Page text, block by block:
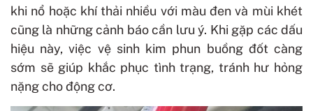
khi nổ hoặc khí thải nhiều với màu đen và mùi khét
cũng là những cảnh báo cần lưu ý. Khi gặp các dấu
hiệu này, việc vệ sinh kim phun buồng đốt càng
sớm sẽ giúp khắc phục tình trạng, tránh hư hỏng
nặng cho động cơ.